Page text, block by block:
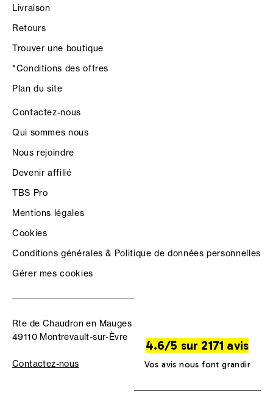
Livraison
Retours
Trouver une boutique
*Conditions des offres
Plan du site
Contactez-nous
Qui sommes nous
Nous rejoindre
Devenir affilié
TBS Pro
Mentions légales
Cookies
Conditions générales & Politique de données personnelles
Gérer mes cookies
Rte de Chaudron en Mauges
49110 Montrevault-sur-Èvre
Contactez-nous
4.6/5 sur 2171 avis
Vos avis nous font grandir